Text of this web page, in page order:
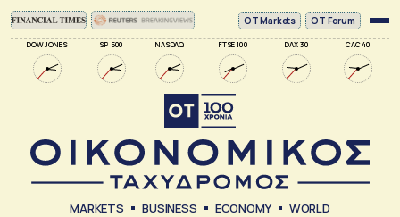
DOW JONES SP 500 NASDAQ FTSE 100 DAX 30 CAC 40
ΟΤ Markets OT Forum
MARKETS BUSINESS ECONOMY WORLD